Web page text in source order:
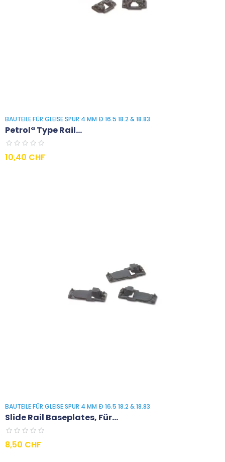
BAUTEILE FÜR GLEISE SPUR 4 MM Ð 16.5 18.2 & 18.83
Petrolª Type Rail...
Preis
10,40 CHF
BAUTEILE FÜR GLEISE SPUR 4 MM Ð 16.5 18.2 & 18.83
Slide Rail Baseplates, Für...
Preis
8,50 CHF